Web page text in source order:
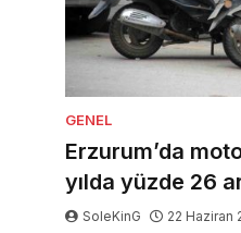
GENEL
Erzurum’da
yılda yüzde 26
SoleKinG 22 Haziran